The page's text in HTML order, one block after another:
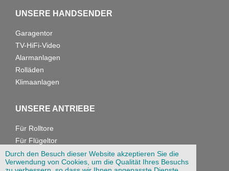
Durch den Besuch dieser Website akzeptieren Sie die
Verwendung von Cookies, um die Qualität Ihres Besuchs
UNSERE HANDSENDER
Garagentor
TV-HiFi-Video
Alarmanlagen
Rolläden
Klimaanlagen
UNSERE ANTRIEBE
Für Rolltore
Für Flügeltor
Für Garagentore